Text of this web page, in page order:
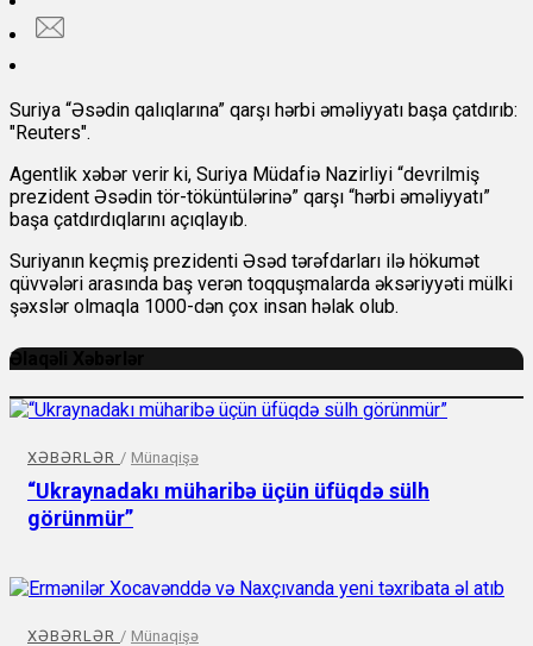
Suriya “Əsədin qalıqlarına” qarşı hərbi əməliyyatı başa çatdırıb:
"Reuters".
Agentlik xəbər verir ki, Suriya Müdafiə Nazirliyi “devrilmiş
prezident Əsədin tör-töküntülərinə” qarşı “hərbi əməliyyatı”
başa çatdırdıqlarını açıqlayıb.
Suriyanın keçmiş prezidenti Əsəd tərəfdarları ilə hökumət
qüvvələri arasında baş verən toqquşmalarda əksəriyyəti mülki
şəxslər olmaqla 1000-dən çox insan həlak olub.
Əlaqəli Xəbərlər
XƏBƏRLƏR / Münaqişə
“Ukraynadakı müharibə üçün üfüqdə sülh
görünmür”
XƏBƏRLƏR / Münaqişə